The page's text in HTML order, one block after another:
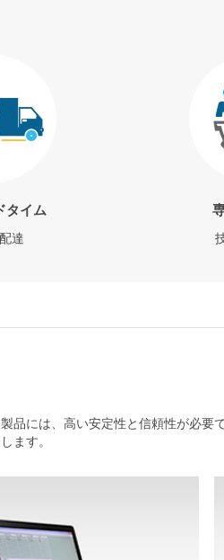
タイム
達
品には、高い安定性と信頼性が必
ます。